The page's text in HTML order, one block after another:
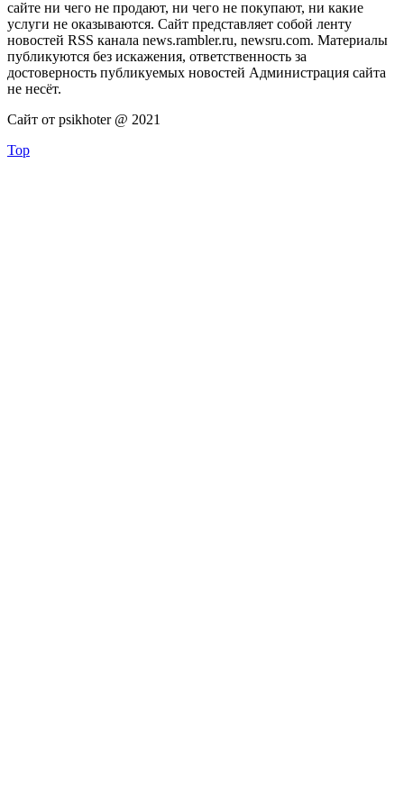
сайте ни чего не продают, ни чего не покупают, ни какие
услуги не оказываются. Сайт представляет собой ленту
новостей RSS канала news.rambler.ru, newsru.com. Материалы
публикуются без искажения, ответственность за
достоверность публикуемых новостей Администрация сайта
не несёт.
Сайт от psikhoter @ 2021
Top